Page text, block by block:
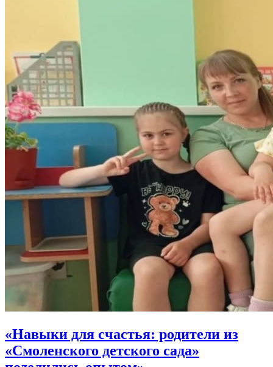
«Навыки для счастья: родители из
«Смоленского детского сада»